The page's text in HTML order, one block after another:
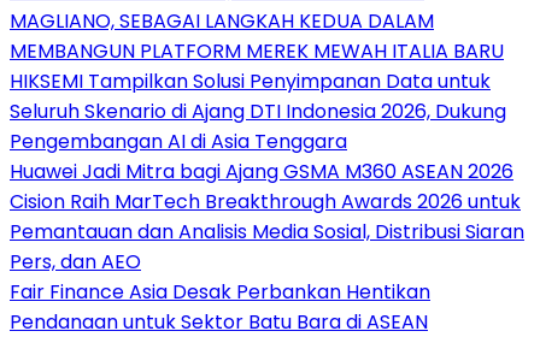
MAGLIANO, SEBAGAI LANGKAH KEDUA DALAM
MEMBANGUN PLATFORM MEREK MEWAH ITALIA BARU
HIKSEMI Tampilkan Solusi Penyimpanan Data untuk
Seluruh Skenario di Ajang DTI Indonesia 2026, Dukung
Pengembangan AI di Asia Tenggara
Huawei Jadi Mitra bagi Ajang GSMA M360 ASEAN 2026
Cision Raih MarTech Breakthrough Awards 2026 untuk
Pemantauan dan Analisis Media Sosial, Distribusi Siaran
Pers, dan AEO
Fair Finance Asia Desak Perbankan Hentikan
Pendanaan untuk Sektor Batu Bara di ASEAN